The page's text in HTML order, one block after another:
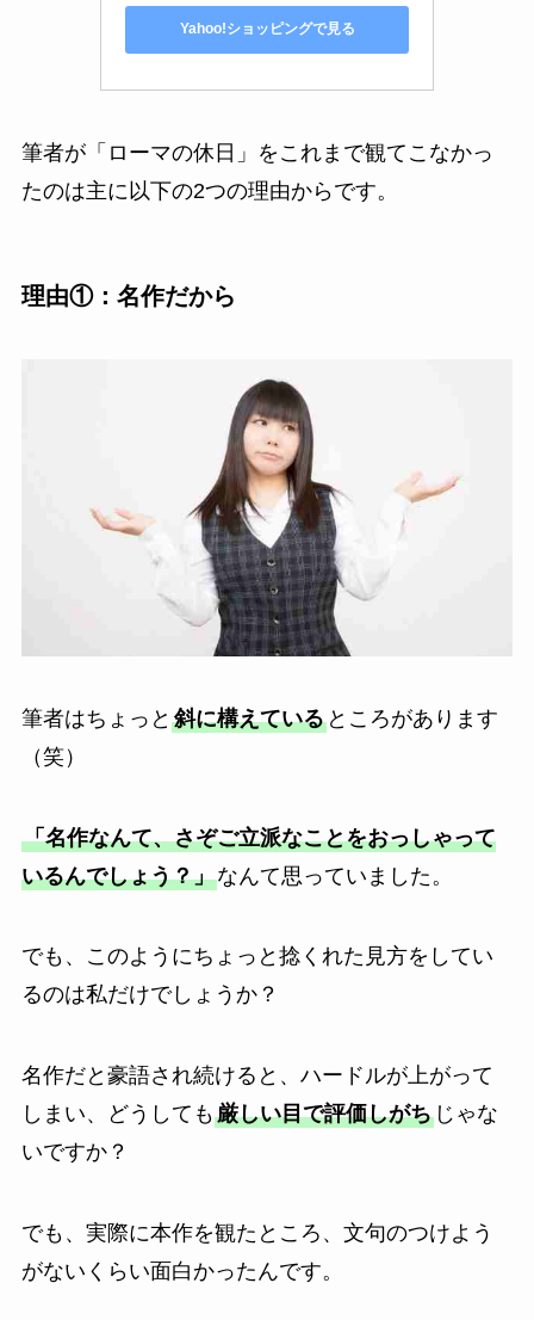
Yahoo!ショッピングで見る
筆者が「ローマの休日」をこれまで観てこなかっ
たのは主に以下の2つの理由からです。
理由①：名作だから
筆者はちょっと 斜に構えているところがあります
（笑）
「名作なんて、さぞご立派なことをおっしゃって
いるんでしょう？」なんて思っていました。
でも、このようにちょっと捻くれた見方をしてい
るのは私だけでしょうか？
名作だと豪語され続けると、ハードルが上がって
しまい、どうしても厳しい目で評価しがちじゃな
いですか？
でも、実際に本作を観たところ、文句のつけよう
がないくらい面白かったんです。